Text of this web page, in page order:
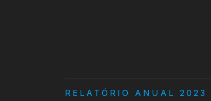
RELATÓRIO ANUAL 2023